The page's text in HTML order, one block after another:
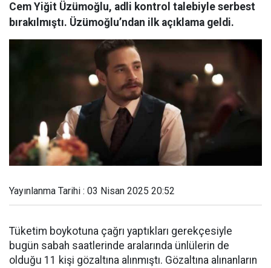
Cem Yiğit Üzümoğlu, adli kontrol talebiyle serbest
bırakılmıştı. Üzümoğlu’ndan ilk açıklama geldi.
Yayınlanma Tarihi : 03 Nisan 2025 20:52
Tüketim boykotuna çağrı yaptıkları gerekçesiyle
bugün sabah saatlerinde aralarında ünlülerin de
olduğu 11 kişi gözaltına alınmıştı. Gözaltına alınanların